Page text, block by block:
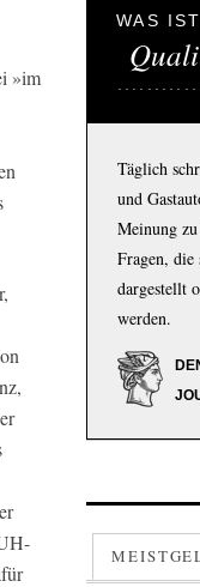
»im
WAS
Täglich
und
Meinung
Fragen,
dargestellt
werden.